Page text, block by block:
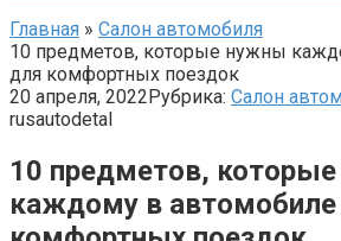
Главная » Салон автомобиля
10 предметов, которые нужны
для комфортных поездок
20 апреля, 2022Рубрика: Салон
rusautodetal
10 предметов,
каждому в автомобиле